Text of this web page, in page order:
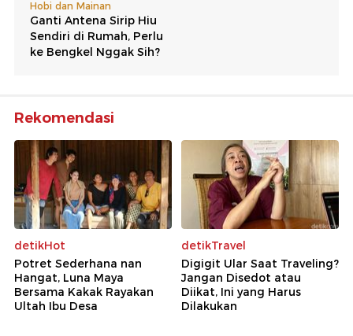
Rekomendasi
detikHot
Potret Sederhana nan
Hangat, Luna Maya
Bersama Kakak Rayakan
Ultah Ibu Desa
detikTravel
Digigit Ular Saat Traveling?
Jangan Disedot atau
Diikat, Ini yang Harus
Dilakukan